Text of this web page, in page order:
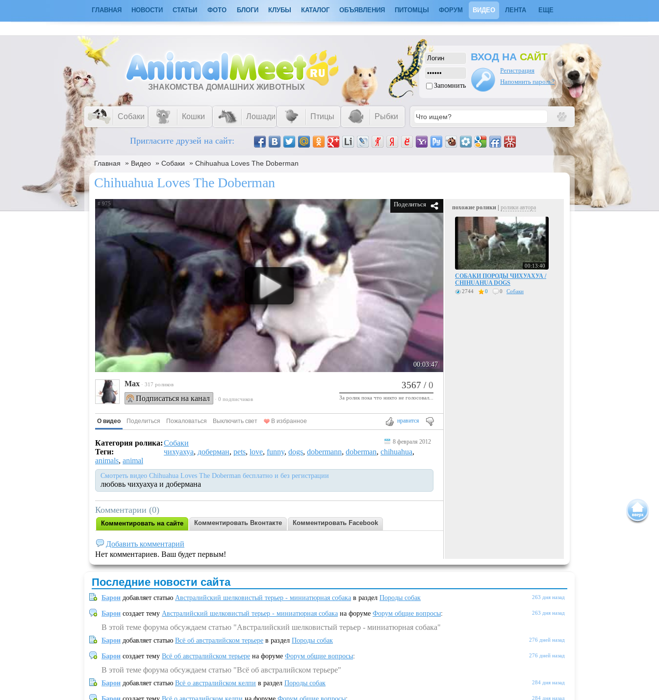
ГЛАВНАЯ НОВОСТИ СТАТЬИ ФОТО БЛОГИ КЛУБЫ КАТАЛОГ ОБЪЯВЛЕНИЯ ПИТОМЦЫ ФОРУМ ВИДЕО ЛЕНТА ЕЩЕ
ЗНАКОМСТВА ДОМАШНИХ ЖИВОТНЫХ Запомнить
ВХОД НА САЙТ
Регистрация
Напомнить пароль?
Собаки Кошки Лошади Птицы Рыбки
Пригласите друзей на сайт:
Главная » Видео » Собаки » Chihuahua Loves The Doberman
Chihuahua Loves The Doberman
# 975
00:03:47
Поделиться
Max · 317 роликов
Подписаться на канал · 0 подписчиков
3567 /0
За ролик пока что никто не голосовал...
нравится
О видео Поделиться Пожаловаться Выключить свет В избранное
Категория ролика:Собаки
Теги:
чихуахуа, доберман, pets, love, funny, dogs, dobermann, doberman, chihuahua,
animals, animal
Смотреть видео Chihuahua Loves The Doberman бесплатно и без регистрации
любовь чихуахуа и добермана
8 февраля 2012
Комментарии (0)
Комментировать на сайте Комментировать Вконтакте Комментировать Facebook
Добавить комментарий
Нет комментариев. Ваш будет первым!
похожие ролики | ролики автора
00:13:40
СОБАКИ ПОРОДЫ ЧИХУАХУА /
CHIHUAHUA DOGS
2744 0 0 Собаки
Последние новости сайта
263 дня назад
Барон добавляет статью Австралийский шелковистый терьер - миниатюрная собака в раздел Породы собак
263 дня назад
Барон создает тему Австралийский шелковистый терьер - миниатюрная собака на форуме Форум общие вопросы:
В этой теме форума обсуждаем статью "Австралийский шелковистый терьер - миниатюрная собака"
276 дней назад
Барон добавляет статью Всё об австралийском терьере в раздел Породы собак
276 дней назад
Барон создает тему Всё об австралийском терьере на форуме Форум общие вопросы:
В этой теме форума обсуждаем статью "Всё об австралийском терьере"
284 дня назад
Барон добавляет статью Всё о австралийском келпи в раздел Породы собак
284 дня назад